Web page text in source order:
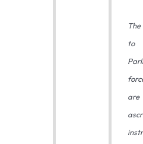
to
are